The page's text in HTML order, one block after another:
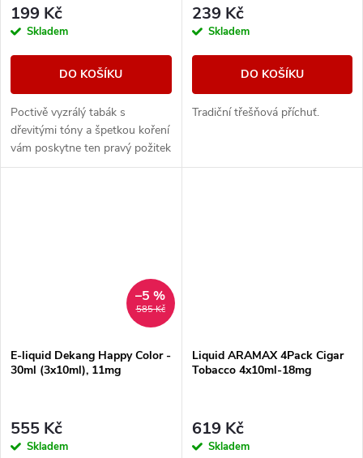
199 Kč
Skladem
DO KOŠÍKU
Poctivě vyzrálý tabák s
dřevitými tóny a špetkou koření
vám poskytne ten pravý požitek
z vapování vynikající tabákové
239 Kč
Skladem
DO KOŠÍKU
Tradiční třešňová příchuť.
585 Kč
–5 %
E-liquid Dekang Happy Color -
30ml (3x10ml), 11mg
555 Kč
Skladem
Liquid ARAMAX 4Pack Cigar
Tobacco 4x10ml-18mg
619 Kč
Skladem